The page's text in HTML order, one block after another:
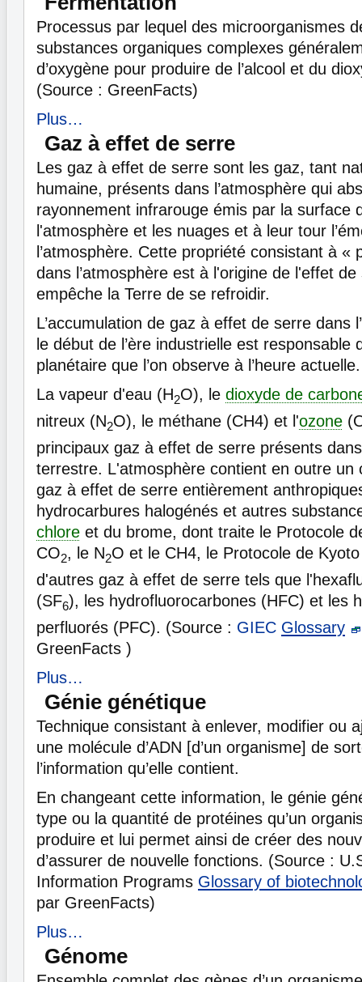
Processus par lequel des microorganismes
substances organiques complexes
d’oxygène pour produire de l’alcool et du
(Source : GreenFacts)
Plus…
Gaz à effet de serre
Les gaz à effet de serre sont les gaz, tant
humaine, présents dans l’atmosphère qui
rayonnement infrarouge émis par la surface
l'atmosphère et les nuages et à leur tour
l’atmosphère. Cette propriété consistant à «
dans l’atmosphère est à l'origine de l'effet
empêche la Terre de se refroidir.
L’accumulation de gaz à effet de serre dans
le début de l’ère industrielle est responsable
planétaire que l’on observe à l’heure actuelle.
La vapeur d'eau (H2O), le dioxyde de
nitreux (N2O), le méthane (CH4) et l'ozone
principaux gaz à effet de serre présents
terrestre. L'atmosphère contient en outre un
gaz à effet de serre entièrement
hydrocarbures halogénés et autres
chlore et du brome, dont traite le Protocole
CO2, le N2O et le CH4, le Protocole de
d'autres gaz à effet de serre tels que
(SF6), les hydrofluorocarbones (HFC) et les
perfluorés (PFC). (Source : GIEC Glossary
GreenFacts )
Plus…
Génie génétique
Technique consistant à enlever, modifier ou
une molécule d’ADN [d’un organisme] de
l’information qu’elle contient.
En changeant cette information, le génie
type ou la quantité de protéines qu’un
produire et lui permet ainsi de créer des
d’assurer de nouvelle fonctions. (Source :
Information Programs Glossary of
par GreenFacts)
Plus…
Génome